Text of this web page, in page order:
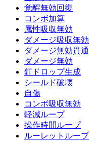
覚醒無効回復
コンボ加算
属性吸収無効
ダメージ吸収無効
ダメージ無効貫通
ダメージ無効
釘ドロップ生成
シールド破壊
自傷
コンボ吸収無効
軽減ループ
操作時間ループ
ルーレットループ